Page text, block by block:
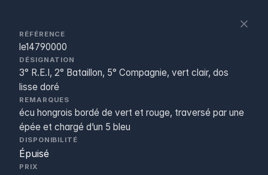
RÉFÉRENCE
le14790000
DÉSIGNATION
3° R.E.I, 2° Bataillon, 5° Compagnie, vert clair, dos
lisse doré
REMARQUES
écu hongrois bordé de vert et rouge, traversé par une
épée et chargé d’un 5 bleu
DISPONIBILITÉ
Épuisé
PRIX